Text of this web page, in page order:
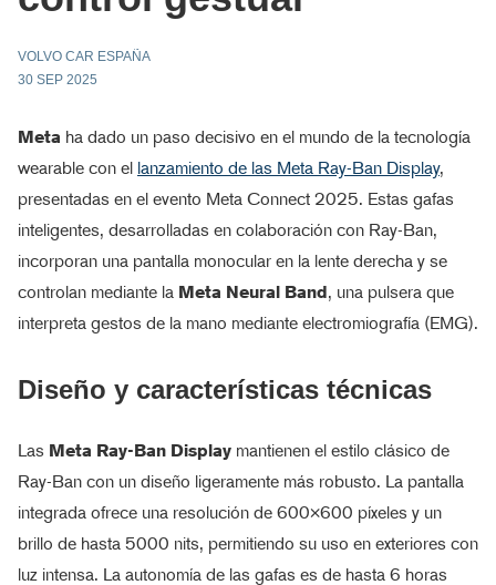
VOLVO CAR ESPAÑA
30 SEP 2025
Meta ha dado un paso decisivo en el mundo de la tecnología
wearable con el lanzamiento de las Meta Ray-Ban Display,
presentadas en el evento Meta Connect 2025. Estas gafas
inteligentes, desarrolladas en colaboración con Ray-Ban,
incorporan una pantalla monocular en la lente derecha y se
controlan mediante la Meta Neural Band, una pulsera que
interpreta gestos de la mano mediante electromiografía (EMG).
Diseño y características técnicas
Las Meta Ray-Ban Display mantienen el estilo clásico de
Ray-Ban con un diseño ligeramente más robusto. La pantalla
integrada ofrece una resolución de 600×600 píxeles y un
brillo de hasta 5000 nits, permitiendo su uso en exteriores con
luz intensa. La autonomía de las gafas es de hasta 6 horas